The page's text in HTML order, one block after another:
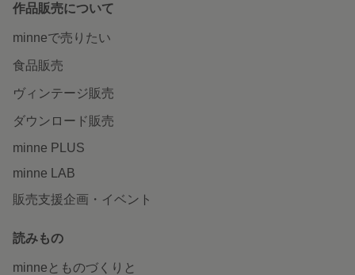
作品販売について
minneで売りたい
食品販売
ヴィンテージ販売
ダウンロード販売
minne PLUS
minne LAB
販売支援企画・イベント
読みもの
minneとものづくりと